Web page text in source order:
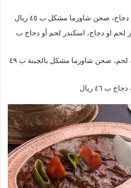
صحن شاورما مشكل ب ٤٥ ريال
لحم او دجاج، اسكندر لحم أو دجاج ب
صحن شاورما بالجبنة لحم، صحن شاورما مشكل بالجبنة ب ٤٩
ب ٤٦ ريال